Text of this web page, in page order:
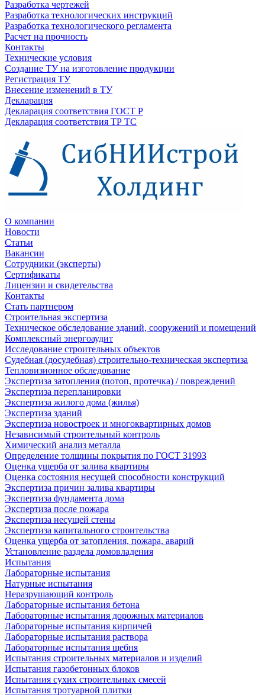
Разработка чертежей
Разработка технологических инструкций
Разработка технологического регламента
Расчет на прочность
Контакты
Технические условия
Создание ТУ на изготовление продукции
Регистрация ТУ
Внесение изменений в ТУ
Декларация
Декларация соответствия ГОСТ Р
Декларация соответствия ТР ТС
О компании
Новости
Статьи
Вакансии
Сотрудники (эксперты)
Сертификаты
Лицензии и свидетельства
Контакты
Стать партнером
Строительная экспертиза
Техническое обследование зданий, сооружений и помещений
Комплексный энергоаудит
Исследование строительных объектов
Судебная (досудебная) строительно-техническая экспертиза
Тепловизионное обследование
Экспертиза затопления (потоп, протечка) / повреждений
Экспертиза перепланировки
Экспертиза жилого дома (жилья)
Экспертиза зданий
Экспертиза новостроек и многоквартирных домов
Независимый строительный контроль
Химический анализ металла
Определение толщины покрытия по ГОСТ 31993
Оценка ущерба от залива квартиры
Оценка состояния несущей способности конструкций
Экспертиза причин залива квартиры
Экспертиза фундамента дома
Экспертиза после пожара
Экспертиза несущей стены
Экспертиза капитального строительства
Оценка ущерба от затопления, пожара, аварий
Установление раздела домовладения
Испытания
Лабораторные испытания
Натурные испытания
Неразрушающий контроль
Лабораторные испытания бетона
Лабораторные испытания дорожных материалов
Лабораторные испытания кирпичей
Лабораторные испытания раствора
Лабораторные испытания щебня
Испытания строительных материалов и изделий
Испытания газобетонных блоков
Испытания сухих строительных смесей
Испытания тротуарной плитки